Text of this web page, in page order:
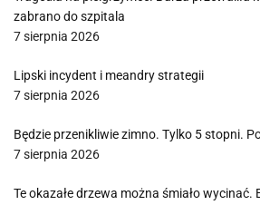
zabrano do szpitala
7 sierpnia 2026
Lipski incydent i meandry strategii
7 sierpnia 2026
Będzie przenikliwie zimno. Tylko 5 stopni.
7 sierpnia 2026
Te okazałe drzewa można śmiało wycinać.